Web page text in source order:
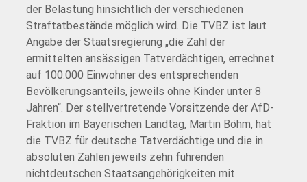
der Belastung hinsichtlich der verschiedenen
Straftatbestände möglich wird. Die TVBZ ist laut
Angabe der Staatsregierung „die Zahl der
ermittelten ansässigen Tatverdächtigen, errechnet
auf 100.000 Einwohner des entsprechenden
Bevölkerungsanteils, jeweils ohne Kinder unter 8
Jahren“. Der stellvertretende Vorsitzende der AfD-
Fraktion im Bayerischen Landtag, Martin Böhm, hat
die TVBZ für deutsche Tatverdächtige und die in
absoluten Zahlen jeweils zehn führenden
nichtdeutschen Staatsangehörigkeiten mit